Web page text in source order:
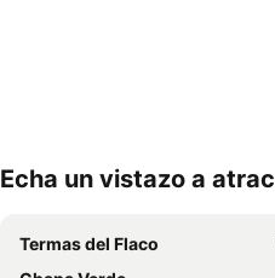
Echa un vistazo a
Termas del Flaco